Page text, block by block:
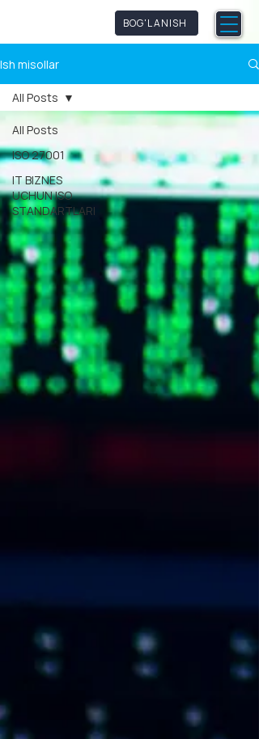
BOG'LANISH
Ish misollar
All Posts
ISO 27001
IT BIZNES
UCHUN ISO
STANDARTLARI
All Posts